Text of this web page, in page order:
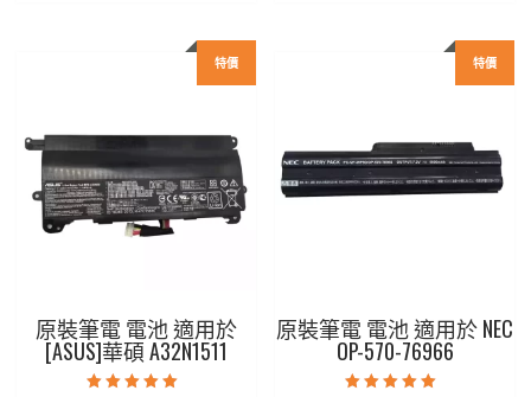
特價
原裝筆電 電池 適用於
[ASUS]華碩 A32N1511
特價
原裝筆電 電池 適用於 NEC
OP-570-76966